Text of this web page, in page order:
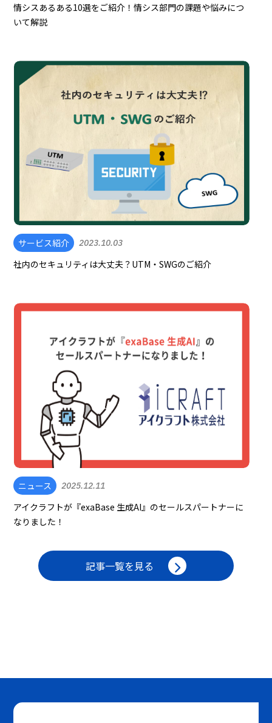
情シスあるある10選をご紹介！情シス部門の課題や悩みにつ
いて解説
サービス紹介 2023.10.03
社内のセキュリティは大丈夫？UTM・SWGのご紹介
ニュース 2025.12.11
アイクラフトが『exaBase 生成AI』のセールスパートナーに
なりました！
記事一覧を見る